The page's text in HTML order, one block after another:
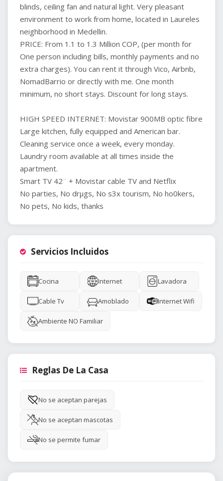
blinds, ceiling fan and natural light. Very pleasant
environment to work from home, located in Laureles
neighborhood in Medellin.
PRICE: From 1.1 to 1.3 Million COP, (per month for
One person including bills, monthly payments and no
extra charges). You can rent it through Vico, Airbnb,
NomadBarrio or directly with me. One month
minimum, no short stays. Discount for long stays.
HIGH SPEED INTERNET: Movistar 900MB optic fibre
Large kitchen, fully equipped and American bar.
Cleaning service once a week, every monday.
Laundry room available at all times inside the
apartment.
Smart TV 42¨ + Movistar cable TV and Netflix
No parties, No drµgs, No s3x tourism, No ho0kers,
Servicios Incluidos
Cocina Internet Lavadora
Cable Tv Amoblado Internet Wifi
Ambiente NO Familiar
Reglas De La Casa
No se aceptan parejas
No se aceptan mascotas
No se permite fumar